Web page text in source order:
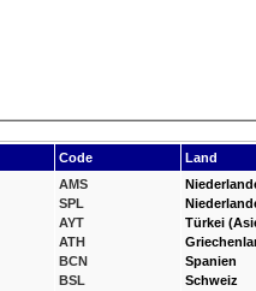
Code
Land
AMS
SPL
AYT
ATH
BCN
BSL
Türkei
Spanien
Schweiz